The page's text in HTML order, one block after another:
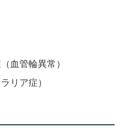
血管輪異常）
リア症）